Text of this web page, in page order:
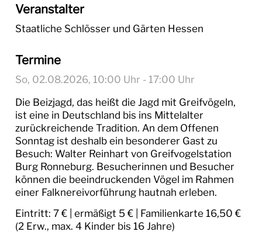
Veranstalter
Staatliche Schlösser und Gärten Hessen
Termine
So, 02.08.2026, 10:00 Uhr - 17:00 Uhr
Die Beizjagd, das heißt die Jagd mit Greifvögeln,
ist eine in Deutschland bis ins Mittelalter
zurückreichende Tradition. An dem Offenen
Sonntag ist deshalb ein besonderer Gast zu
Besuch: Walter Reinhart von Greifvogelstation
Burg Ronneburg. Besucherinnen und Besucher
können die beeindruckenden Vögel im Rahmen
einer Falknereivorführung hautnah erleben.
Eintritt: 7 € | ermäßigt 5 € | Familienkarte 16,50 €
(2 Erw., max. 4 Kinder bis 16 Jahre)